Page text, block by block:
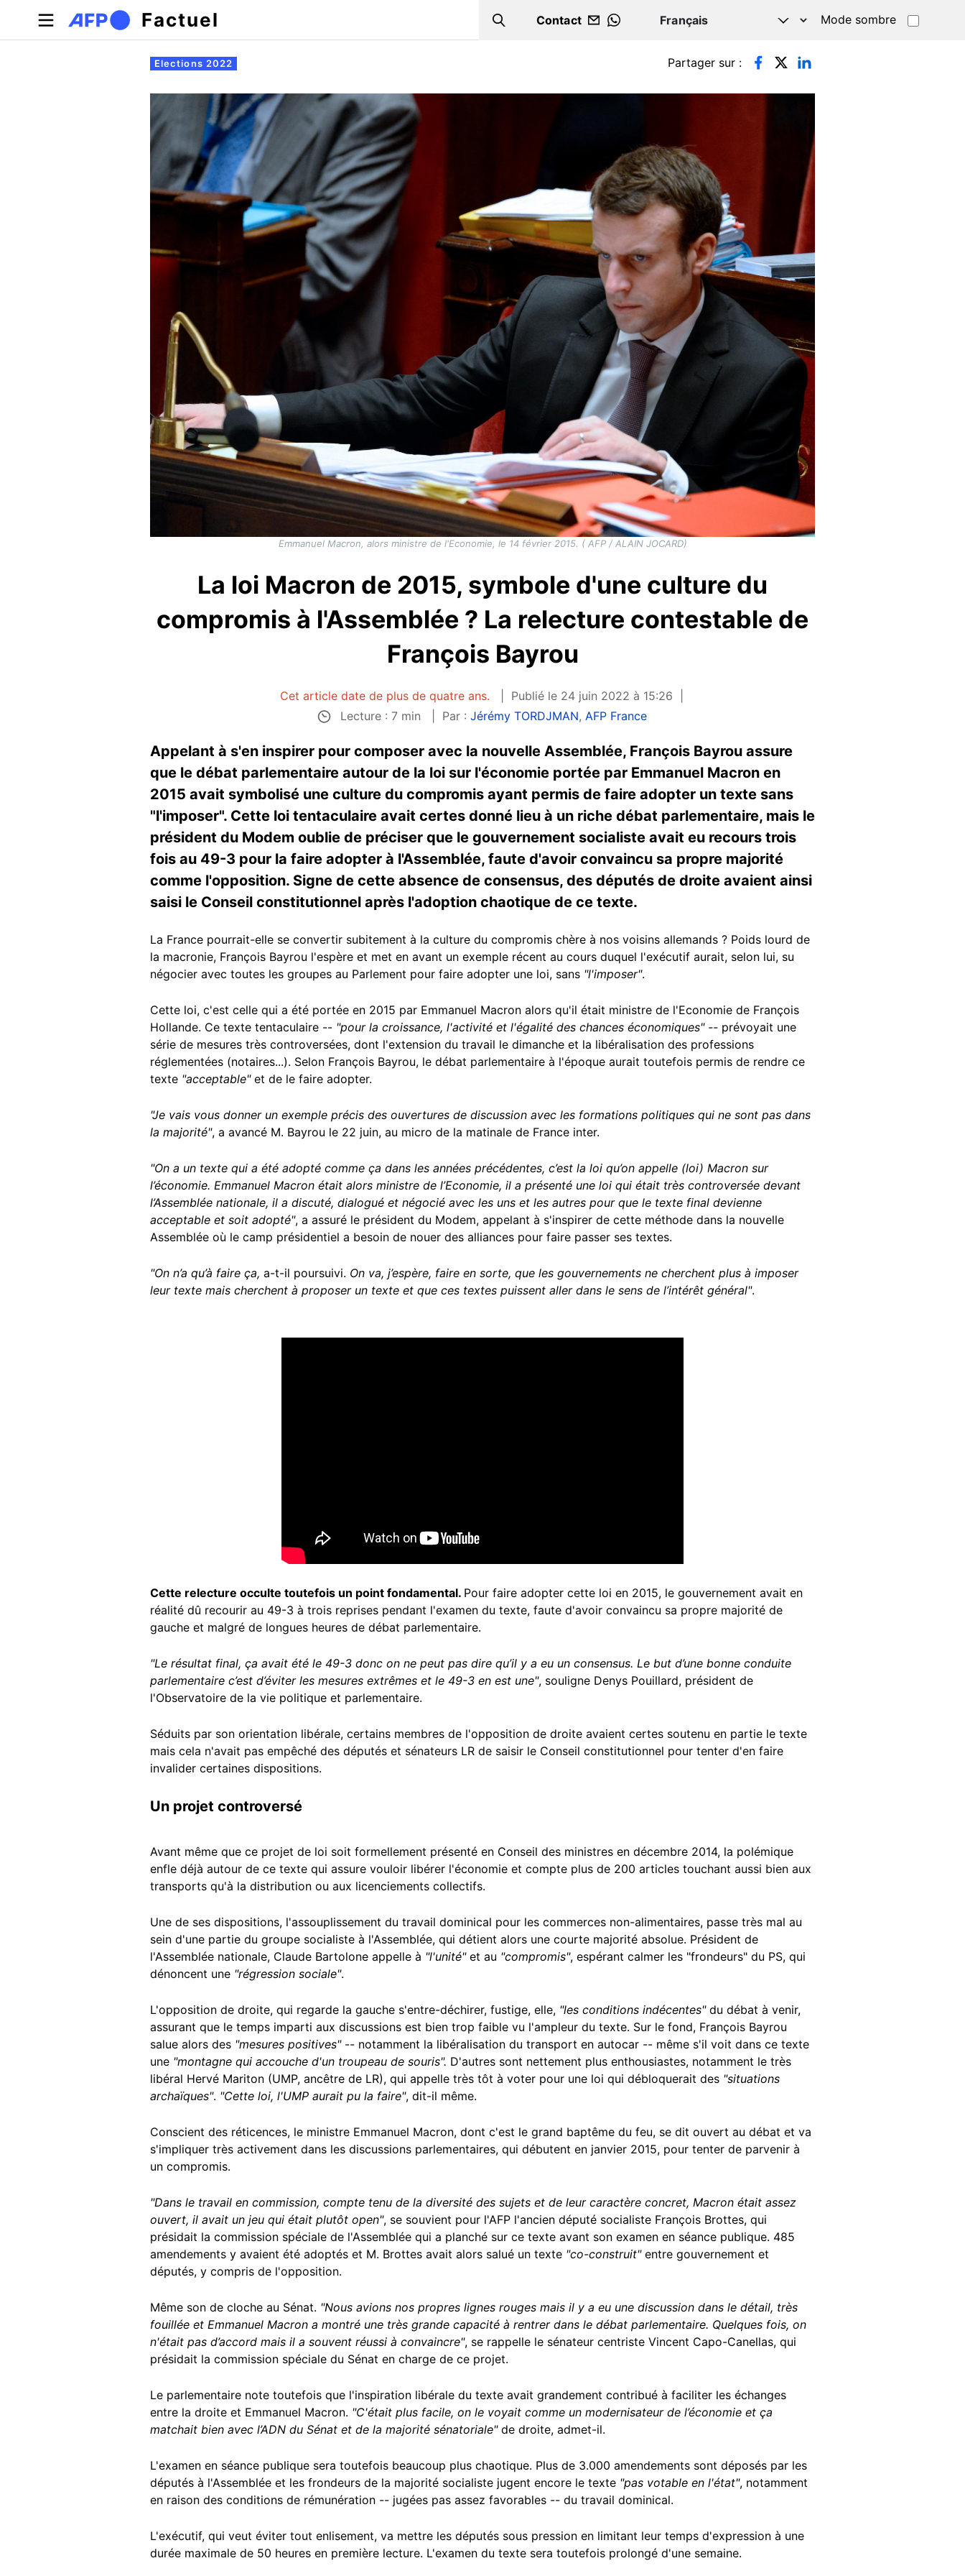
Aller au contenu principal
Factuel Search
Contact
WHATSAPP
Mode sombre
Onglets principaux
Elections 2022 Partager sur :
Emmanuel Macron, alors ministre de l'Economie, le 14 février 2015. ( AFP / ALAIN JOCARD)
La loi Macron de 2015, symbole d'une culture du
compromis à l'Assemblée ? La relecture contestable de
François Bayrou
Cet article date de plus de quatre ans.
Publié le 24 juin 2022 à 15:26
Lecture : 7 min
Par :Jérémy TORDJMAN, AFP France
Appelant à s'en inspirer pour composer avec la nouvelle Assemblée, François Bayrou assure
que le débat parlementaire autour de la loi sur l'économie portée par Emmanuel Macron en
2015 avait symbolisé une culture du compromis ayant permis de faire adopter un texte sans
"l'imposer". Cette loi tentaculaire avait certes donné lieu à un riche débat parlementaire, mais le
président du Modem oublie de préciser que le gouvernement socialiste avait eu recours trois
fois au 49-3 pour la faire adopter à l'Assemblée, faute d'avoir convaincu sa propre majorité
comme l'opposition. Signe de cette absence de consensus, des députés de droite avaient ainsi
saisi le Conseil constitutionnel après l'adoption chaotique de ce texte.
La France pourrait-elle se convertir subitement à la culture du compromis chère à nos voisins allemands ? Poids lourd de
la macronie, François Bayrou l'espère et met en avant un exemple récent au cours duquel l'exécutif aurait, selon lui, su
négocier avec toutes les groupes au Parlement pour faire adopter une loi, sans "l'imposer".
Cette loi, c'est celle qui a été portée en 2015 par Emmanuel Macron alors qu'il était ministre de l'Economie de François
Hollande. Ce texte tentaculaire -- "pour la croissance, l'activité et l'égalité des chances économiques" -- prévoyait une
série de mesures très controversées, dont l'extension du travail le dimanche et la libéralisation des professions
réglementées (notaires...). Selon François Bayrou, le débat parlementaire à l'époque aurait toutefois permis de rendre ce
texte "acceptable"et de le faire adopter.
"Je vais vous donner un exemple précis des ouvertures de discussion avec les formations politiques qui ne sont pas dans
la majorité", a avancé M. Bayrou le 22 juin, au micro de la matinale de France inter.
"On a un texte qui a été adopté comme ça dans les années précédentes, c’est la loi qu’on appelle (loi) Macron sur
l’économie. Emmanuel Macron était alors ministre de l’Economie, il a présenté une loi qui était très controversée devant
l’Assemblée nationale, il a discuté, dialogué et négocié avec les uns et les autres pour que le texte final devienne
acceptable et soit adopté", a assuré le président du Modem, appelant à s'inspirer de cette méthode dans la nouvelle
Assemblée où le camp présidentiel a besoin de nouer des alliances pour faire passer ses textes.
"On n’a qu’à faire ça, a-t-il poursuivi. On va, j’espère, faire en sorte, que les gouvernements ne cherchent plus à imposer
leur texte mais cherchent à proposer un texte et que ces textes puissent aller dans le sens de l’intérêt général".
Cette relecture occulte toutefois un point fondamental. Pour faire adopter cette loi en 2015, le gouvernement avait en
réalité dû recourir au 49-3 à trois reprises pendant l'examen du texte, faute d'avoir convaincu sa propre majorité de
gauche et malgré de longues heures de débat parlementaire.
"Le résultat final, ça avait été le 49-3 donc on ne peut pas dire qu’il y a eu un consensus. Le but d’une bonne conduite
parlementaire c’est d’éviter les mesures extrêmes et le 49-3 en est une", souligne Denys Pouillard, président de
l'Observatoire de la vie politique et parlementaire.
Séduits par son orientation libérale, certains membres de l'opposition de droite avaient certes soutenu en partie le texte
mais cela n'avait pas empêché des députés et sénateurs LR de saisir le Conseil constitutionnel pour tenter d'en faire
invalider certaines dispositions.
Un projet controversé
Avant même que ce projet de loi soit formellement présenté en Conseil des ministres en décembre 2014, la polémique
enfle déjà autour de ce texte qui assure vouloir libérer l'économie et compte plus de 200 articles touchant aussi bien aux
transports qu'à la distribution ou aux licenciements collectifs.
Une de ses dispositions, l'assouplissement du travail dominical pour les commerces non-alimentaires, passe très mal au
sein d'une partie du groupe socialiste à l'Assemblée, qui détient alors une courte majorité absolue. Président de
l'Assemblée nationale, Claude Bartolone appelle à "l'unité"et au "compromis", espérant calmer les "frondeurs" du PS, qui
dénoncent une "régression sociale".
L'opposition de droite, qui regarde la gauche s'entre-déchirer, fustige, elle, "les conditions indécentes" du débat à venir,
assurant que le temps imparti aux discussions est bien trop faible vu l'ampleur du texte. Sur le fond, François Bayrou
salue alors des "mesures positives" -- notamment la libéralisation du transport en autocar -- même s'il voit dans ce texte
une "montagne qui accouche d'un troupeau de souris". D'autres sont nettement plus enthousiastes, notamment le très
libéral Hervé Mariton (UMP, ancêtre de LR), qui appelle très tôt à voter pour une loi qui débloquerait des "situations
archaïques". "Cette loi, l'UMP aurait pu la faire", dit-il même.
Conscient des réticences, le ministre Emmanuel Macron, dont c'est le grand baptême du feu, se dit ouvert au débat et va
s'impliquer très activement dans les discussions parlementaires, qui débutent en janvier 2015, pour tenter de parvenir à
un compromis.
"Dans le travail en commission, compte tenu de la diversité des sujets et de leur caractère concret, Macron était assez
ouvert, il avait un jeu qui était plutôt open", se souvient pour l'AFP l'ancien député socialiste François Brottes, qui
présidait la commission spéciale de l'Assemblée qui a planché sur ce texte avant son examen en séance publique. 485
amendements y avaient été adoptés et M. Brottes avait alors salué un texte "co-construit" entre gouvernement et
députés, y compris de l'opposition.
Même son de cloche au Sénat. "Nous avions nos propres lignes rouges mais il y a eu une discussion dans le détail, très
fouillée et Emmanuel Macron a montré une très grande capacité à rentrer dans le débat parlementaire. Quelques fois, on
n'était pas d’accord mais il a souvent réussi à convaincre", se rappelle le sénateur centriste Vincent Capo-Canellas, qui
présidait la commission spéciale du Sénat en charge de ce projet.
Le parlementaire note toutefois que l'inspiration libérale du texte avait grandement contribué à faciliter les échanges
entre la droite et Emmanuel Macron. "C'était plus facile, on le voyait comme un modernisateur de l’économie et ça
matchait bien avec l’ADN du Sénat et de la majorité sénatoriale" de droite, admet-il.
L'examen en séance publique sera toutefois beaucoup plus chaotique. Plus de 3.000 amendements sont déposés par les
députés à l'Assemblée et les frondeurs de la majorité socialiste jugent encore le texte "pas votable en l'état", notamment
en raison des conditions de rémunération -- jugées pas assez favorables -- du travail dominical.
L'exécutif, qui veut éviter tout enlisement, va mettre les députés sous pression en limitant leur temps d'expression à une
durée maximale de 50 heures en première lecture. L'examen du texte sera toutefois prolongé d'une semaine.